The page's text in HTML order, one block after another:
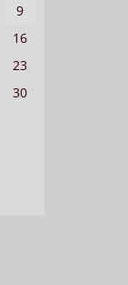
9
16
23
30